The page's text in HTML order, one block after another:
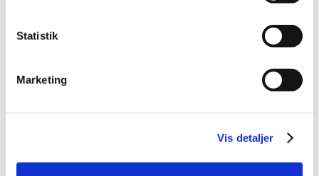
Statistik
Marketing
Vis detaljer
Kursusbevis